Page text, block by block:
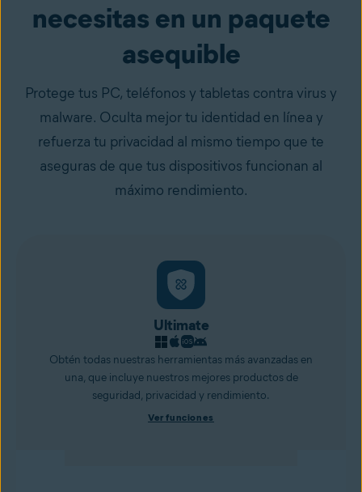
necesitas en un paquete
asequible
Protege tus PC, teléfonos y tabletas contra virus y
malware. Oculta mejor tu identidad en línea y
refuerza tu privacidad al mismo tiempo que te
aseguras de que tus dispositivos funcionan al
máximo rendimiento.
Ultimate
Obtén todas nuestras herramientas más avanzadas en
una, que incluye nuestros mejores productos de
seguridad, privacidad y rendimiento.
Ver funciones